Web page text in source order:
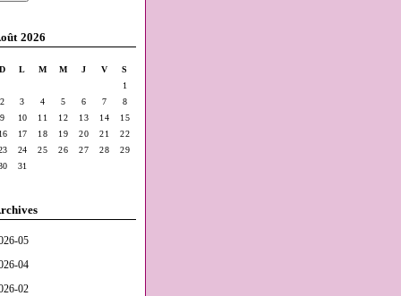
2026
D L M M J V
S
1
2
3 4 5 6 7
8
9
10 11 12 13 14
15
16
17 18 19 20 21
22
24 25 26 27 28
29
31
05
04
02